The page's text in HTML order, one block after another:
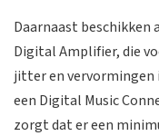
Daarnaast
Digital Amplifier, die
jitter en vervormingen
een Digital Music
zorgt dat er een